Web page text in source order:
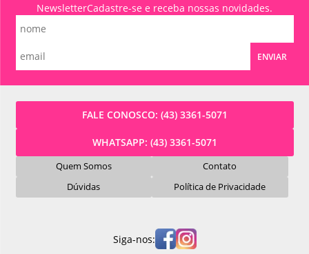
NewsletterCadastre-se e receba nossas novidades.
ENVIAR
FALE CONOSCO: (43) 3361-5071
WHATSAPP: (43) 3361-5071
Quem Somos
Contato
Dúvidas
Política de Privacidade
Siga-nos: